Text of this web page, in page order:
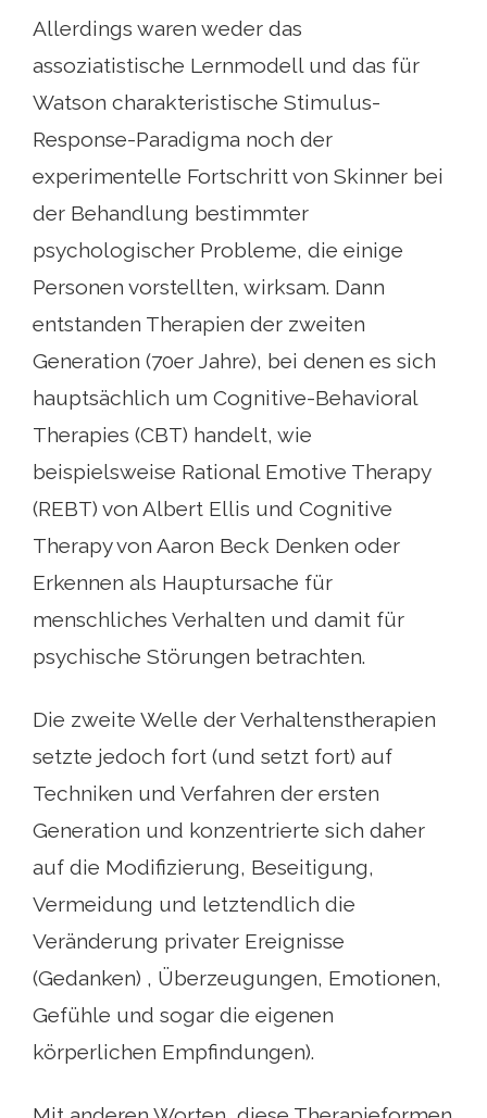
Allerdings waren weder das
assoziatistische Lernmodell und das für
Watson charakteristische Stimulus-
Response-Paradigma noch der
experimentelle Fortschritt von Skinner bei
der Behandlung bestimmter
psychologischer Probleme, die einige
Personen vorstellten, wirksam. Dann
entstanden Therapien der zweiten
Generation (70er Jahre), bei denen es sich
hauptsächlich um Cognitive-Behavioral
Therapies (CBT) handelt, wie
beispielsweise Rational Emotive Therapy
(REBT) von Albert Ellis und Cognitive
Therapy von Aaron Beck Denken oder
Erkennen als Hauptursache für
menschliches Verhalten und damit für
psychische Störungen betrachten.
Die zweite Welle der Verhaltenstherapien
setzte jedoch fort (und setzt fort) auf
Techniken und Verfahren der ersten
Generation und konzentrierte sich daher
auf die Modifizierung, Beseitigung,
Vermeidung und letztendlich die
Veränderung privater Ereignisse
(Gedanken) , Überzeugungen, Emotionen,
Gefühle und sogar die eigenen
körperlichen Empfindungen).